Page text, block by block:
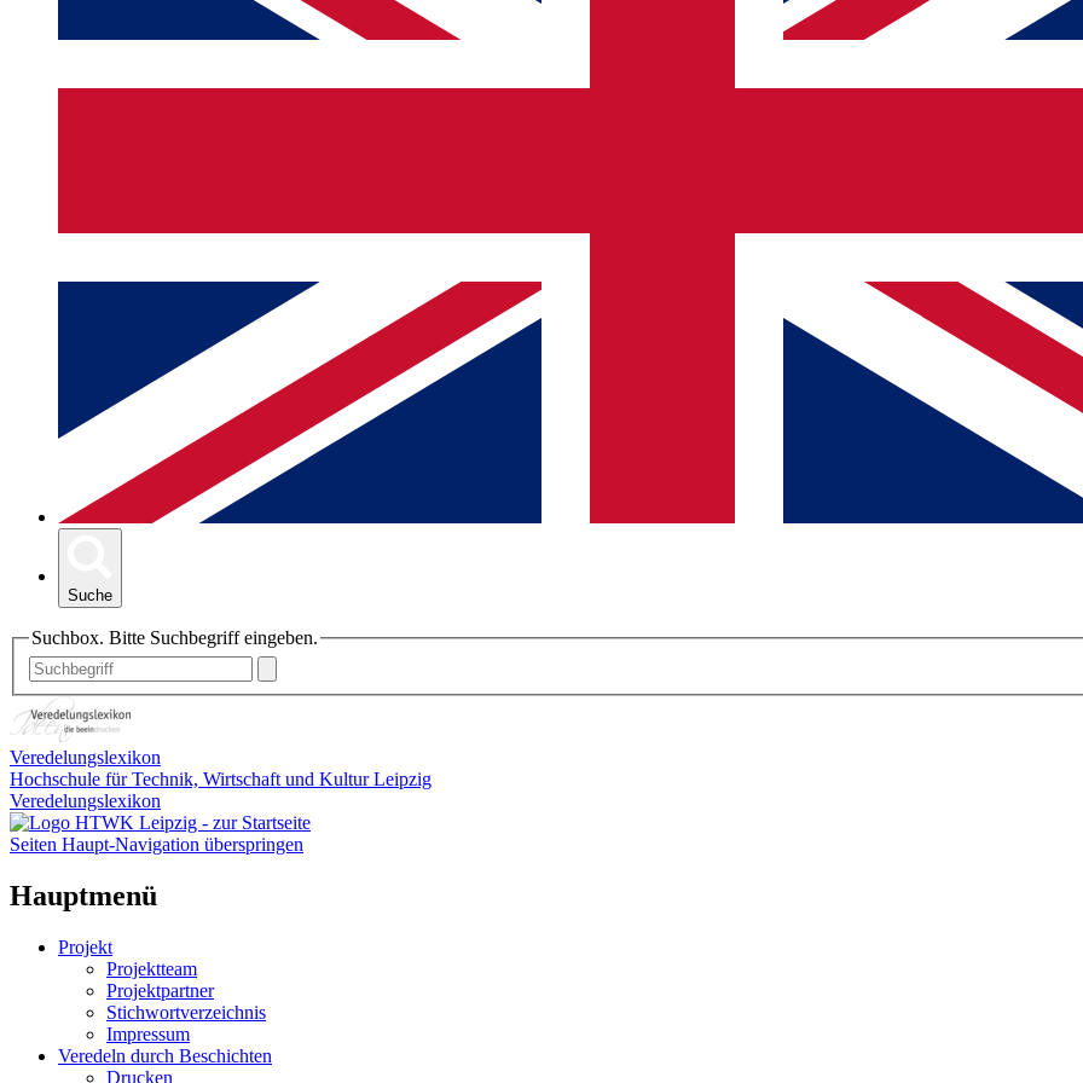
Suche
Suchbox. Bitte Suchbegriff eingeben.
Veredelungslexikon
Hochschule für Technik, Wirtschaft und Kultur Leipzig
Veredelungslexikon
Seiten Haupt-Navigation überspringen
Hauptmenü
Projekt
Projektteam
Projektpartner
Stichwortverzeichnis
Impressum
Veredeln durch Beschichten
Drucken